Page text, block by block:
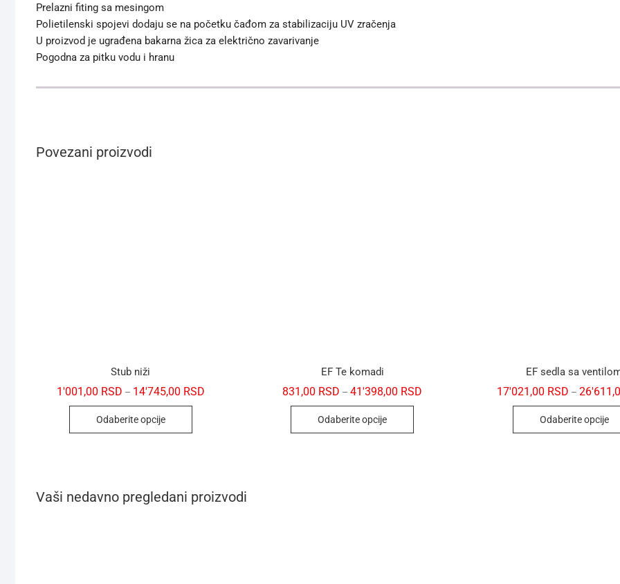
Prelazni fiting sa mesingom
Polietilenski spojevi dodaju se na početku čađom za stabilizaciju UV zračenja
U proizvod je ugrađena bakarna žica za električno zavarivanje
Pogodna za pitku vodu i hranu
Povezani proizvodi
Stub niži
1'001,00 RSD – 14'745,00 RSD
Odaberite opcije
EF Te komadi
831,00 RSD – 41'398,00 RSD
Odaberite opcije
EF sedla sa
17'021,00 RSD –
Odaberite opcije
Vaši nedavno pregledani proizvodi